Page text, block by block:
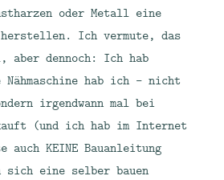
oder Metall eine
herstellen. Ich vermute, das
dennoch: Ich hab
hab ich – nicht
irgendwann mal bei
(und ich hab im Internet
auch KEINE Bauanleitung
sich eine selber bauen